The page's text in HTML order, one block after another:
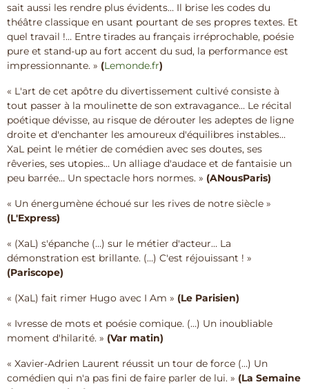
sait aussi les rendre plus évidents… Il brise les codes du
théâtre classique en usant pourtant de ses propres textes. Et
quel travail !… Entre tirades au français irréprochable, poésie
pure et stand-up au fort accent du sud, la performance est
impressionnante. » (Lemonde.fr)
« L'art de cet apôtre du divertissement cultivé consiste à
tout passer à la moulinette de son extravagance… Le récital
poétique dévisse, au risque de dérouter les adeptes de ligne
droite et d'enchanter les amoureux d'équilibres instables…
XaL peint le métier de comédien avec ses doutes, ses
rêveries, ses utopies… Un alliage d'audace et de fantaisie un
peu barrée… Un spectacle hors normes. » (ANousParis)
« Un énergumène échoué sur les rives de notre siècle »
(L'Express)
« (XaL) s'épanche (…) sur le métier d'acteur… La
démonstration est brillante. (…) C'est réjouissant ! »
(Pariscope)
« (XaL) fait rimer Hugo avec I Am » (Le Parisien)
« Ivresse de mots et poésie comique. (…) Un inoubliable
moment d'hilarité. » (Var matin)
« Xavier-Adrien Laurent réussit un tour de force (…) Un
comédien qui n'a pas fini de faire parler de lui. » (La Semaine